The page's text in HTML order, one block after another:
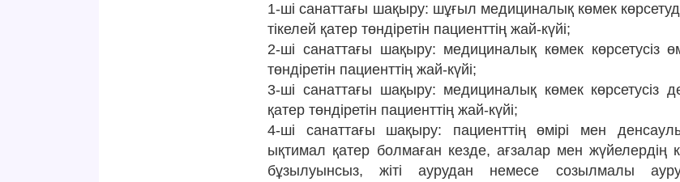
1-ші санаттағы шақыру: шұғыл медициналық көмек көрсетуді
тікелей қатер төндіретін пациенттің жай-күйі;
2-ші санаттағы шақыру: медициналық көмек көрсетусіз
төндіретін пациенттің жай-күйі;
3-ші санаттағы шақыру: медициналық көмек көрсетусіз
қатер төндіретін пациенттің жай-күйі;
4-ші санаттағы шақыру: пациенттің өмірі мен
ықтимал қатер болмаған кезде, ағзалар мен жүйелердің
бұзылуынсыз, жіті аурудан немесе созылмалы